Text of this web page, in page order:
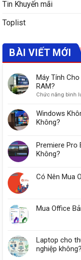
Tin Khuyến mãi
Toplist
BÀI VIẾT MỚI
Máy Tính
RAM?
Chức năng bình
Windows
Không?
Premiere Pro
Không?
Có Nên Mua
Mua Office
Laptop cho
nghiệp không?